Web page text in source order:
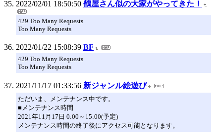
2022/02/01 18:50:50 鶴屋さん似の大家がやってきた！
429 Too Many Requests
Too Many Requests
2022/01/22 15:08:39 BF
429 Too Many Requests
Too Many Requests
2021/11/17 01:33:56 新ジャンル絵遊び
ただいま、メンテナンス中です。
■メンテナンス時間
2021年11月17日 0:00～15:00(予定)
メンテナンス時間の終了後にアクセス可能となります。